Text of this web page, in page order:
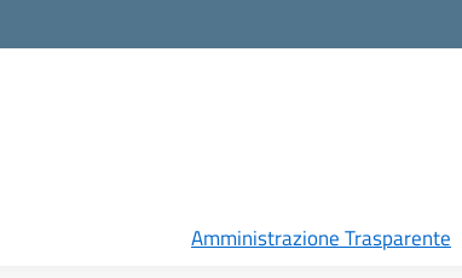
Amministrazione Trasparente